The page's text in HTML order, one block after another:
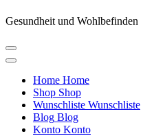
Gesundheit und Wohlbefinden
Home Home
Shop Shop
Wunschliste Wunschliste
Blog Blog
Konto Konto